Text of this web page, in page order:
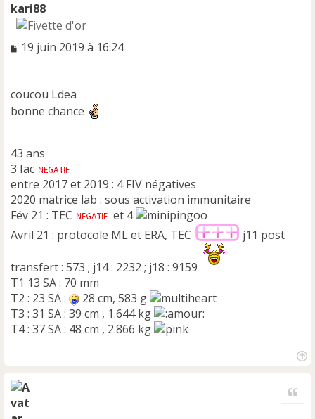
kari88
M
a
g
o
n
l
u
19 juin 2019 à 16:24
coucou Ldea
bonne chance
43 ans
3 Iac
entre 2017 et 2019 : 4 FIV négatives
2020 matrice lab : sous activation immunitaire
Fév 21 : TEC
et 4
Avril 21 : protocole ML et ERA, TEC
j11 post
transfert : 573 ; j14 : 2232 ; j18 : 9159
T1 13 SA : 70 mm
T2 : 23 SA :
28 cm, 583 g
T3 : 31 SA : 39 cm , 1.644 kg
T4 : 37 SA : 48 cm , 2.866 kg